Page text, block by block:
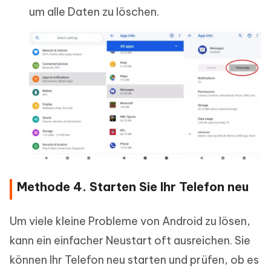
um alle Daten zu löschen.
Methode 4. Starten Sie Ihr Telefon neu
Um viele kleine Probleme von Android zu lösen,
kann ein einfacher Neustart oft ausreichen. Sie
können Ihr Telefon neu starten und prüfen, ob es